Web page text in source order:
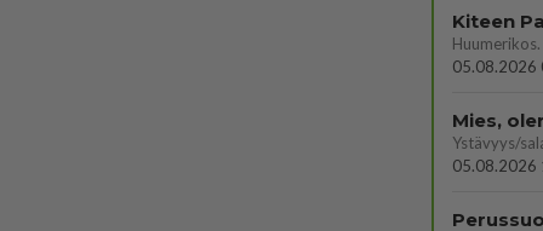
05.08.2026
Mies,
Ystävyys/
05.08.2026